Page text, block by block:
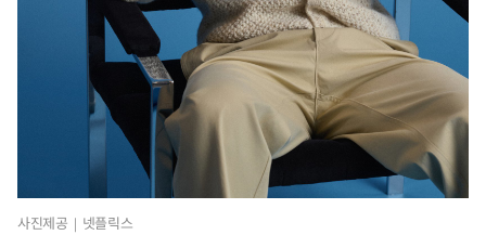
사진제공｜넷플릭스